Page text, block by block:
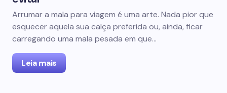
Arrumar a mala para viagem é uma arte. Nada pior que
esquecer aquela sua calça preferida ou, ainda, ficar
carregando uma mala pesada em que…
Leia mais